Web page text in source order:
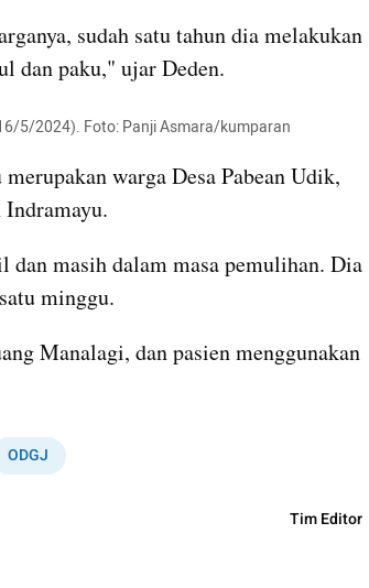
sudah satu tahun dia melakukan
dan paku," ujar Deden.
5/2024). Foto: Panji Asmara/kumparan
warga Desa Pabean Udik,
dan masih dalam masa pemulihan. Dia
minggu.
Manalagi, dan pasien menggunakan
ODGJ
Tim Editor